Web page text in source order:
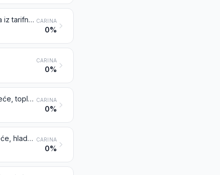
Željezo i nelegirani čelik, u ingotima ili drugim primarnim oblicima (osim željeza iz tarifnog broja 7203) CARINA
0%
CARINA
0%
Plosnati valjani proizvodi, od željeza ili nelegiranog čelika, širine 600 mm ili veće, toplovaljani, neplatirani niti prevučeni CARINA
0%
Plosnati valjani proizvodi od željeza ili nelegiranog čelika, širine 600 mm ili veće, hladnovaljani (hladnoreducirani), neplatirani niti prevučeni CARINA
0%